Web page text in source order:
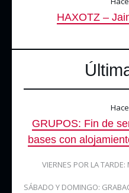
HAXOTZ –
GRUPOS: Fin de
bases con
VIERNES POR LA
SÁBADO Y DOMINGO: